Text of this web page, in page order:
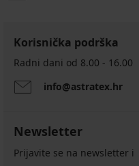
od
Norbert
4,7
Bešavne
Classic
€
bokserice
€
Bokserice
bambusa
Blue
16,99
Bokserice
bambusa
€
bokserice
€
€
3
bokserica
JACK
Anthony
€
2PACK
bokserice
FILA
€
22,99
Bokserice
bambusa
Dark
16,99
Korisnička podrška
Radni dani od 8.00 - 16.00
info@astratex.hr
Newsletter
Prijavite se na newsletter i